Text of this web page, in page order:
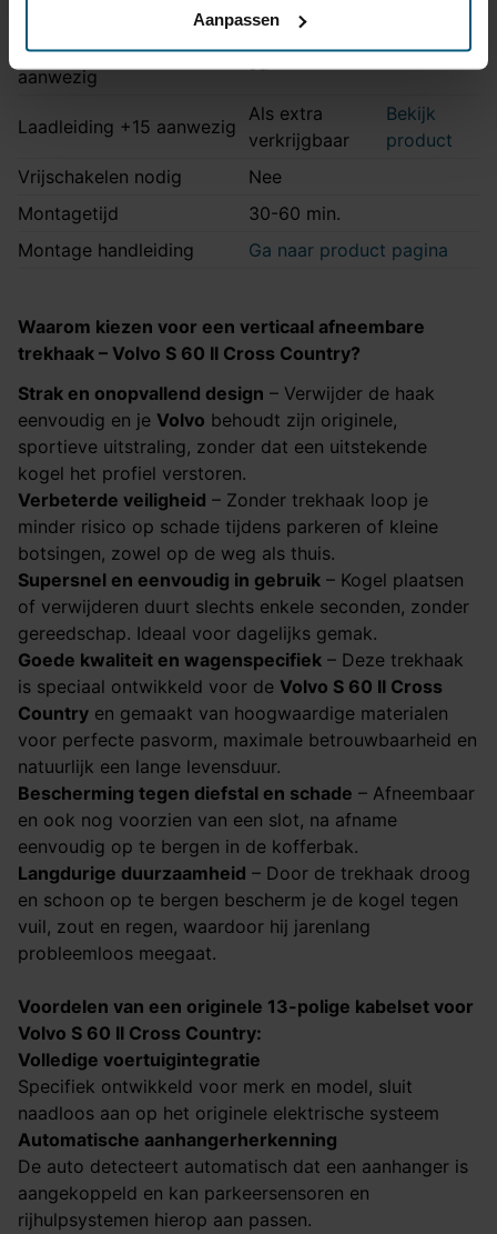
Aanpassen
Permanente stroom +30
aanwezig
Ja
Laadleiding +15 aanwezig
Als extra
verkrijgbaar
Bekijk
product
Vrijschakelen nodig
Nee
Montagetijd
30-60 min.
Montage handleiding
Ga naar product pagina
Waarom kiezen voor een verticaal afneembare
trekhaak – Volvo S 60 II Cross Country?
Strak en onopvallend design – Verwijder de haak
eenvoudig en je Volvo behoudt zijn originele,
sportieve uitstraling, zonder dat een uitstekende
kogel het profiel verstoren.
Verbeterde veiligheid – Zonder trekhaak loop je
minder risico op schade tijdens parkeren of kleine
botsingen, zowel op de weg als thuis.
Supersnel en eenvoudig in gebruik – Kogel plaatsen
of verwijderen duurt slechts enkele seconden, zonder
gereedschap. Ideaal voor dagelijks gemak.
Goede kwaliteit en wagenspecifiek – Deze trekhaak
is speciaal ontwikkeld voor de Volvo S 60 II Cross
Country en gemaakt van hoogwaardige materialen
voor perfecte pasvorm, maximale betrouwbaarheid en
natuurlijk een lange levensduur.
Bescherming tegen diefstal en schade – Afneembaar
en ook nog voorzien van een slot, na afname
eenvoudig op te bergen in de kofferbak.
Langdurige duurzaamheid – Door de trekhaak droog
en schoon op te bergen bescherm je de kogel tegen
vuil, zout en regen, waardoor hij jarenlang
probleemloos meegaat.
Voordelen van een originele 13-polige kabelset voor
Volvo S 60 II Cross Country​​​​​​​:
Volledige voertuigintegratie
Specifiek ontwikkeld voor merk en model, sluit
naadloos aan op het originele elektrische systeem
Automatische aanhangerherkenning
De auto detecteert automatisch dat een aanhanger is
aangekoppeld en kan parkeersensoren en
rijhulpsystemen hierop aan passen.